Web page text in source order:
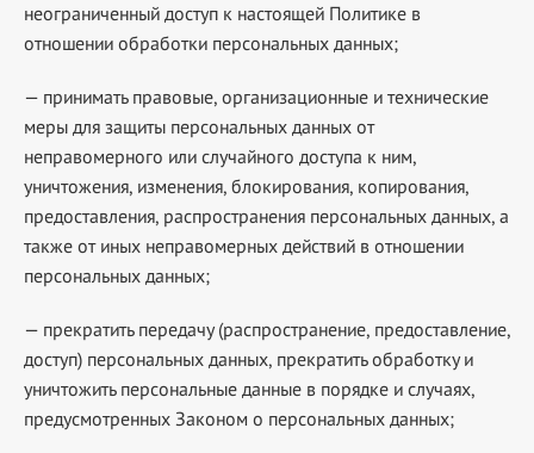
неограниченный доступ к настоящей Политике в
отношении обработки персональных данных;
— принимать правовые, организационные и технические
меры для защиты персональных данных от
неправомерного или случайного доступа к ним,
уничтожения, изменения, блокирования, копирования,
предоставления, распространения персональных данных, а
также от иных неправомерных действий в отношении
персональных данных;
— прекратить передачу (распространение, предоставление,
доступ) персональных данных, прекратить обработку и
уничтожить персональные данные в порядке и случаях,
предусмотренных Законом о персональных данных;